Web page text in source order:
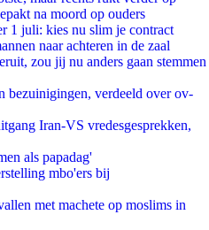
na moord op ouders
1 juli: kies nu slim je contract
naar achteren in de zaal
zou jij nu anders gaan stemmen
bezuinigingen, verdeeld over ov-
Iran-VS vredesgesprekken,
als papadag'
mbo'ers bij
met machete op moslims in